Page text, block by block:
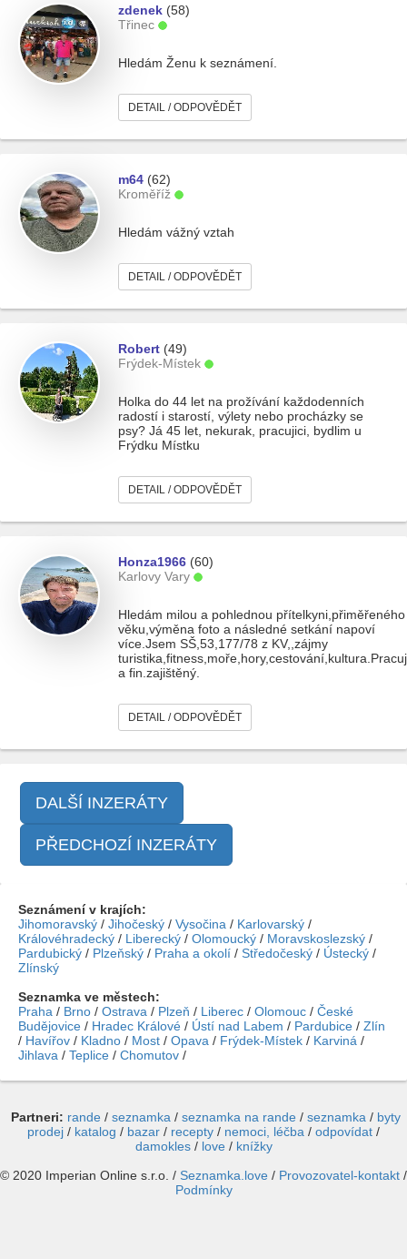
zdenek (58)
Třinec
Hledám Ženu k seznámení.
DETAIL / ODPOVĚDĚT
m64 (62)
Kroměříž
Hledám vážný vztah
DETAIL / ODPOVĚDĚT
Robert (49)
Frýdek-Místek
Holka do 44 let na prožívání každodenních
radostí i starostí, výlety nebo procházky se
psy? Já 45 let, nekurak, pracujici, bydlim u
Frýdku Místku
DETAIL / ODPOVĚDĚT
Honza1966 (60)
Karlovy Vary
Hledám milou a pohlednou přítelkyni,přiměřeného
věku,výměna foto a následné setkání napoví
více.Jsem SŠ,53,177/78 z KV,,zájmy
a fin.zajištěný.
DETAIL / ODPOVĚDĚT
DALŠÍ INZERÁTY
PŘEDCHOZÍ INZERÁTY
Seznámení v krajích:
Jihomoravský / Jihočeský / Vysočina / Karlovarský /
Královéhradecký / Liberecký / Olomoucký / Moravskoslezský /
Pardubický / Plzeňský / Praha a okolí / Středočeský / Ústecký /
Zlínský
Seznamka ve městech:
Praha / Brno / Ostrava / Plzeň / Liberec / Olomouc / České
Budějovice / Hradec Králové / Ústí nad Labem / Pardubice / Zlín
/ Havířov / Kladno / Most / Opava / Frýdek-Místek / Karviná /
Jihlava / Teplice / Chomutov /
Partneri: rande/ seznamka / seznamka na rande/ seznamka / byty
prodej / katalog / bazar / recepty / nemoci, léčba / odpovídat /
damokles/ love/ knížky
© 2020 Imperian Online s.r.o. / Seznamka.love / Provozovatel-kontakt /
Podmínky